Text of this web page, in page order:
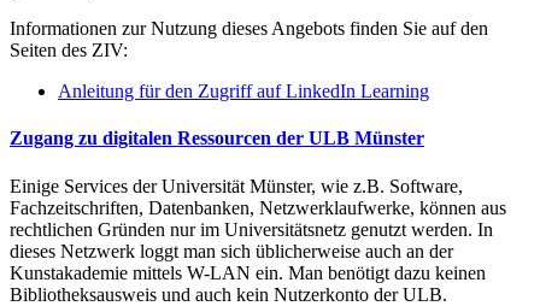
Informationen zur Nutzung dieses Angebots finden Sie auf den
Seiten des ZIV:
Anleitung für den Zugriff auf LinkedIn Learning
Zugang zu digitalen Ressourcen der ULB Münster
Einige Services der Universität Münster, wie z.B. Software,
Fachzeitschriften, Datenbanken, Netzwerklaufwerke, können aus
rechtlichen Gründen nur im Universitätsnetz genutzt werden. In
dieses Netzwerk loggt man sich üblicherweise auch an der
Kunstakademie mittels W-LAN ein. Man benötigt dazu keinen
Bibliotheksausweis und auch kein Nutzerkonto der ULB.